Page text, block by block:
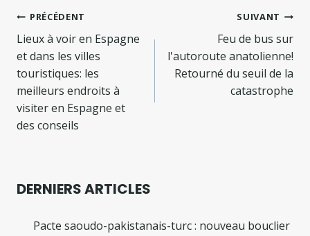
Navigation
de
l’article
PRÉCÉDENT
Lieux à voir en Espagne
et dans les villes
touristiques: les
meilleurs endroits à
visiter en Espagne et
des conseils
SUIVANT
Feu de bus sur
l'autoroute anatolienne!
Retourné du seuil de la
catastrophe
DERNIERS ARTICLES
Pacte saoudo-pakistanais-turc : nouveau bouclier